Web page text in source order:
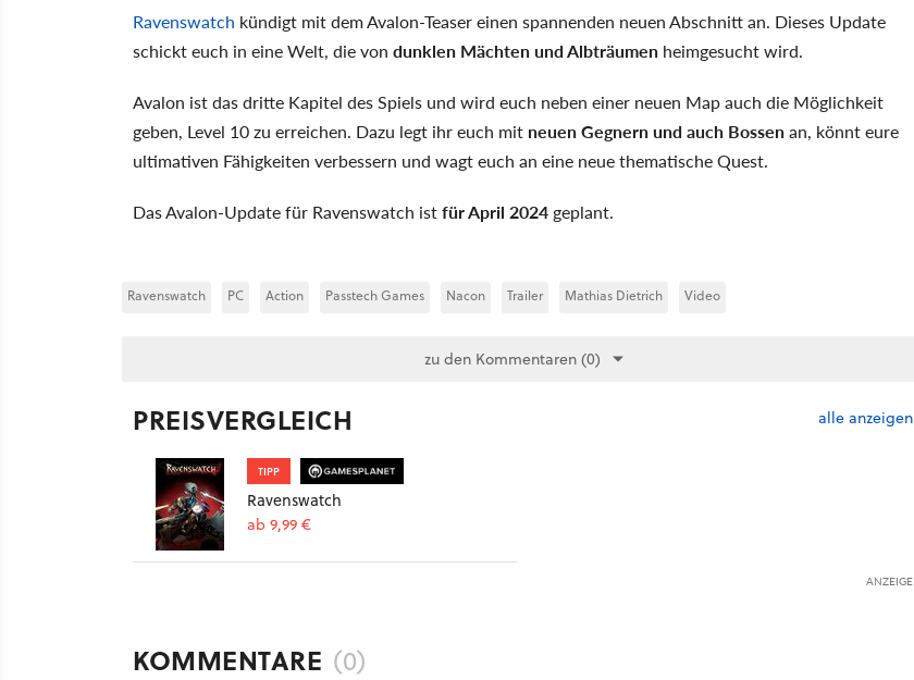
Ravenswatch kündigt mit dem Avalon-Teaser einen spannenden neuen Abschnitt an. Dieses Update
schickt euch in eine Welt, die von dunklen Mächten und Albträumen heimgesucht wird.
Avalon ist das dritte Kapitel des Spiels und wird euch neben einer neuen Map auch die Möglichkeit
geben, Level 10 zu erreichen. Dazu legt ihr euch mit neuen Gegnern und auch Bossenan, könnt eure
ultimativen Fähigkeiten verbessern und wagt euch an eine neue thematische Quest.
Das Avalon-Update für Ravenswatch istfür April 2024 geplant.
Ravenswatch PC Action Passtech Games Nacon Trailer Mathias Dietrich Video
zu den Kommentaren (0)
PREISVERGLEICH alle anzeigen
TIPP
Ravenswatch
ab 9,99 €
ANZEIGE
KOMMENTARE (0)